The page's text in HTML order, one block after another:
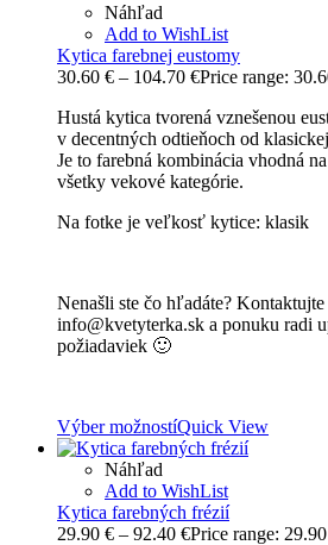
Náhľad
Add to WishList
Kytica farebnej eustomy
30.60 € – 104.70 €Price range:
Hustá kytica tvorená vznešenou
v decentných odtieňoch od
Je to farebná kombinácia vhodná
všetky vekové kategórie.
Na fotke je veľkosť kytice: klasik
Nenašli ste čo hľadáte? Kontaktujte
info@kvetyterka.sk a ponuku radi
požiadaviek 🙂
Výber možnostíQuick View
Náhľad
Add to WishList
Kytica farebných frézií
29.90 € – 92.40 €Price range: